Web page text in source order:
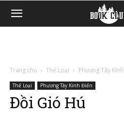
Trang chủ Thể Loại Phương Tây
Thể Loại Phương Tây Kinh Điển
Đồi Gió Hú